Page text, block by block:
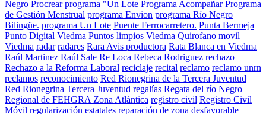
Negro Procrear programa "Un Lote Programa Acompañar Programa
de Gestión Menstrual programa Envion programa Río Negro
Bilingüe. programa Un Lote Puente Ferrocarretero. Punta Bermeja
Punto Digital Viedma Puntos limpios Viedma Quirofano movil
Viedma radar radares Rara Avis productora Rata Blanca en Viedma
Raúl Martinez Raúl Sale Re Loca Rebeca Rodriguez rechazo
Rechazo a la Reforma Laboral reciclaje recital reclamo reclamo unrn
reclamos reconocimiento Red Rionegrina de la Tercera Juventud
Red Rionegrina Tercera Juventud regalías Regata del río Negro
Regional de FEHGRA Zona Atlántica registro civil Registro Civil
Móvil regularización estatales reparación de zona desfavorable